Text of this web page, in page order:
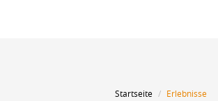
Startseite Erlebnisse